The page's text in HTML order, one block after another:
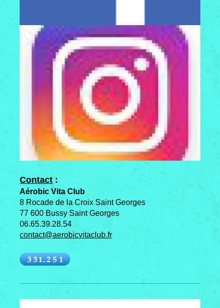
Contact :
Aérobic Vita Club
8 Rocade de la Croix Saint Georges
77 600 Bussy Saint Georges
06.65.39.28.54
contact@aerobicvitaclub.fr